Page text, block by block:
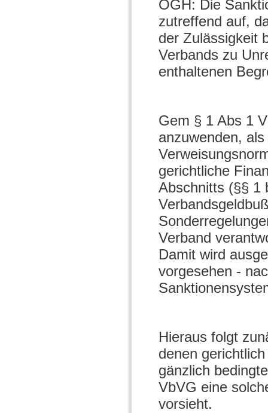
OGH: Die
zutreffend auf,
der Zulässigkeit
Verbands zu
enthaltenen
Gem § 1 Abs 1
anzuwenden,
gerichtliche
Abschnitts (§§ 1
Verband
Damit wird
vorgesehen -
Hieraus folgt
denen
gänzlich
VbVG eine
vorsieht.